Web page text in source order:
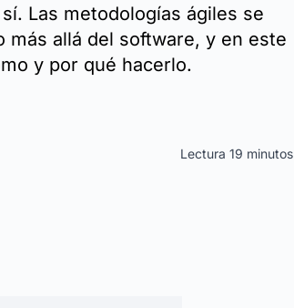
Las metodologías ágiles se
más allá del software, y en este
y por qué hacerlo.
Lectura 19 minutos